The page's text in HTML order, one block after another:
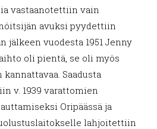
vastaanotettiin vain
avuksi pyydettiin
jälkeen vuodesta 1951 Jenny
oli pientä, se oli myös
Saadusta
v. 1939 varattomien
Oripäässä ja
lahjoitettiin